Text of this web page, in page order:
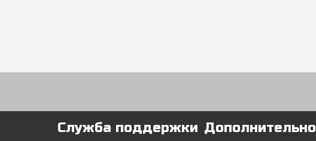
Служба поддержки Дополнительно